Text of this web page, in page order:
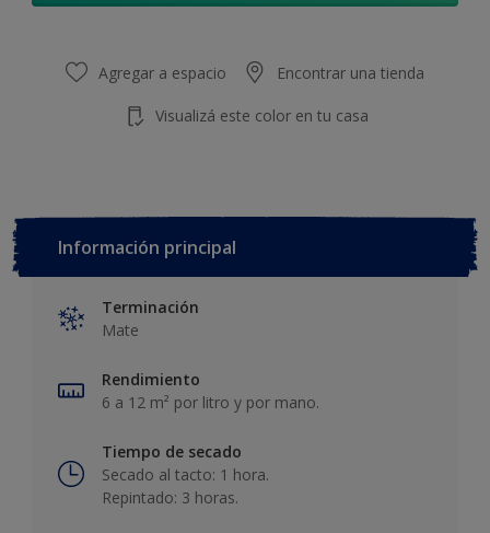
Agregar a espacio Encontrar una tienda
Visualizá este color en tu casa
Información principal
Terminación
Mate
Rendimiento
6 a 12 m² por litro y por mano.
Tiempo de secado
Secado al tacto: 1 hora.
Repintado: 3 horas.